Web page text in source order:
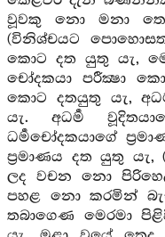
වූවකු නො මනා
(විනිශ්චයට
කොට දත යුතු යැ,
චෝදකයා පරීක්‍ෂා
කොට දතයුතු යැ,
යැ. අධර්‍ම
ධර්‍මචෝදකයාගේ
ප්‍රමාණය දත යුතු
ලද වචන නො
පහළ නො කරමින්
තබාගෙණ මෙරමා